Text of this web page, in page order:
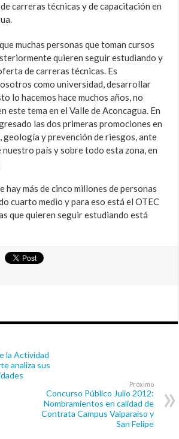
carreras técnicas y de capacitación en
muchas personas que toman cursos
quieren seguir estudiando y
de carreras técnicas. Es
como universidad, desarrollar
lo hacemos hace muchos años, no
este tema en el Valle de Aconcagua. En
las dos primeras promociones en
geología y prevención de riesgos, ante
país y sobre todo esta zona, en
hay más de cinco millones de personas
cuarto medio y para eso está el OTEC
que quieren seguir estudiando está
la Actividad
analiza sus
Próximo
Concurso Público Julio 2012:
Nombramientos en calidad de
Contrata Campus Valparaíso y
San Felipe